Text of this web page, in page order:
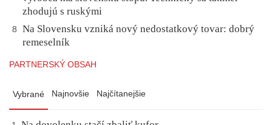
zhodujú s ruskými
8
Na Slovensku vzniká nový nedostatkový tovar: dobrý
remeselník
PARTNERSKÝ OBSAH
Vybrané Najnovšie Najčítanejšie